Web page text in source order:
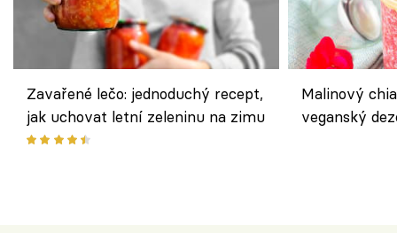
Zavařené lečo: jednoduchý recept,
jak uchovat letní zeleninu na zimu
Malinový
veganský